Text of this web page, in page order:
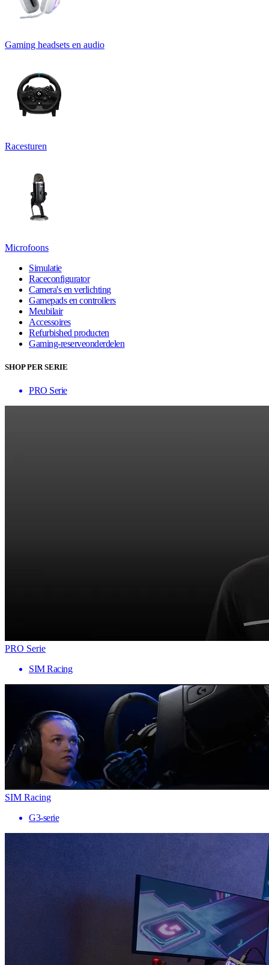
Gaming headsets en audio
Racesturen
Microfoons
Simulatie
Raceconfigurator
Camera's en verlichting
Gamepads en controllers
Meubilair
Accessoires
Refurbished producten
Gaming-reserveonderdelen
SHOP PER SERIE
PRO Serie
PRO Serie
SIM Racing
SIM Racing
G3-serie